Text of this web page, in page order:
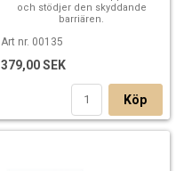
och stödjer den skyddande
barriären.
Art nr. 00135
379,00 SEK
Köp